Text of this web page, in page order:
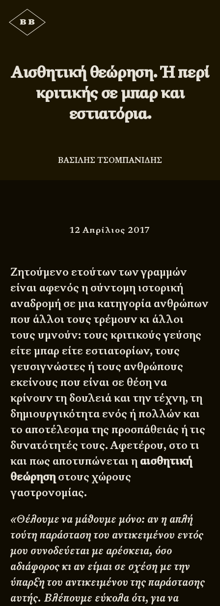
Αισθητική θεώρηση. Ή περί
κριτικής σε μπαρ και
εστιατόρια.
ΒΑΣΙΛΗΣ ΤΣΟΜΠΑΝΙΔΗΣ
12 Απρίλιος 2017
Ζητούμενο ετούτων των γραμμών
είναι αφενός η σύντομη ιστορική
αναδρομή σε μια κατηγορία ανθρώπων
που άλλοι τους τρέμουν κι άλλοι
τους υμνούν: τους κριτικούς γεύσης
είτε μπαρ είτε εστιατορίων, τους
γευσιγνώστες ή τους ανθρώπους
εκείνους που είναι σε θέση να
κρίνουν τη δουλειά και την τέχνη, τη
δημιουργικότητα ενός ή πολλών και
το αποτέλεσμα της προσπάθειάς ή τις
δυνατότητές τους. Αφετέρου, στο τι
και πως αποτυπώνεται η αισθητική
θεώρηση στους χώρους
γαστρονομίας.
«Θέλουμε να μάθουμε μόνο: αν η απλή
τούτη παράσταση του αντικειμένου εντός
μου συνοδεύεται με αρέσκεια, όσο
αδιάφορος κι αν είμαι σε σχέση με την
ύπαρξη του αντικειμένου της παράστασης
αυτής. Βλέπουμε εύκολα ότι, για να